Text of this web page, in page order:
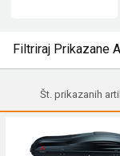
Filtriraj Prikazane
Št. prikazanih